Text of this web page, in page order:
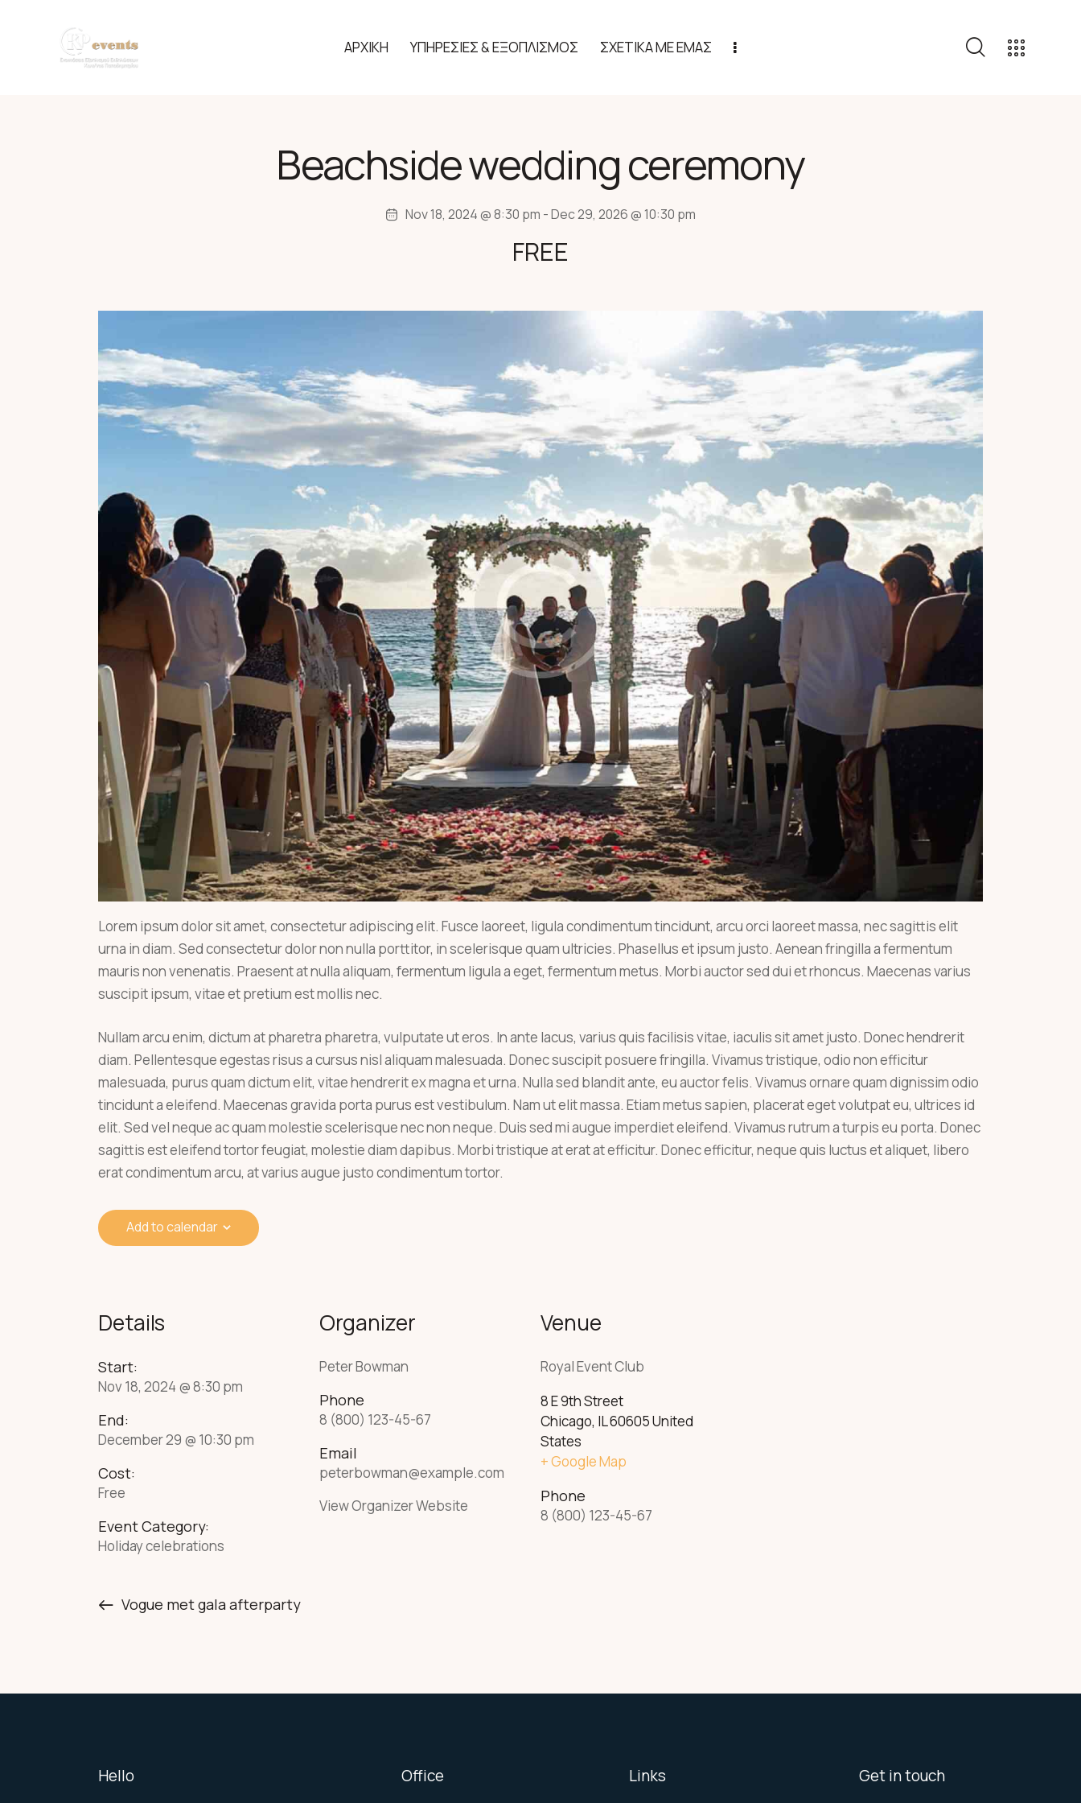
ΑΡΧΙΚΗ ΥΠΗΡΕΣΙΕΣ & ΕΞΟΠΛΙΣΜΟΣ ΣΧΕΤΙΚΑ ΜΕ ΕΜΑΣ
Beachside wedding ceremony
Nov 18, 2024 @ 8:30 pm -Dec 29, 2026 @ 10:30 pm
FREE
Lorem ipsum dolor sit amet, consectetur adipiscing elit. Fusce laoreet, ligula condimentum tincidunt, arcu orci laoreet massa, nec sagittis elit
urna in diam. Sed consectetur dolor non nulla porttitor, in scelerisque quam ultricies. Phasellus et ipsum justo. Aenean fringilla a fermentum
mauris non venenatis. Praesent at nulla aliquam, fermentum ligula a eget, fermentum metus. Morbi auctor sed dui et rhoncus. Maecenas varius
suscipit ipsum, vitae et pretium est mollis nec.
Nullam arcu enim, dictum at pharetra pharetra, vulputate ut eros. In ante lacus, varius quis facilisis vitae, iaculis sit amet justo. Donec hendrerit
diam. Pellentesque egestas risus a cursus nisl aliquam malesuada. Donec suscipit posuere fringilla. Vivamus tristique, odio non efficitur
malesuada, purus quam dictum elit, vitae hendrerit ex magna et urna. Nulla sed blandit ante, eu auctor felis. Vivamus ornare quam dignissim odio
tincidunt a eleifend. Maecenas gravida porta purus est vestibulum. Nam ut elit massa. Etiam metus sapien, placerat eget volutpat eu, ultrices id
elit. Sed vel neque ac quam molestie scelerisque nec non neque. Duis sed mi augue imperdiet eleifend. Vivamus rutrum a turpis eu porta. Donec
sagittis est eleifend tortor feugiat, molestie diam dapibus. Morbi tristique at erat at efficitur. Donec efficitur, neque quis luctus et aliquet, libero
erat condimentum arcu, at varius augue justo condimentum tortor.
Add to calendar
Details
Start:
Nov 18, 2024 @ 8:30 pm
End:
December 29 @ 10:30 pm
Cost:
Free
Event Category:
Holiday celebrations
Organizer
Peter Bowman
Phone
8 (800) 123-45-67
Email
peterbowman@example.com
View Organizer Website
Venue
Royal Event Club
8 E 9th Street
Chicago, IL60605United
States
+ Google Map
Phone
8 (800) 123-45-67
Vogue met gala afterparty
Hello Office Links Get in touch